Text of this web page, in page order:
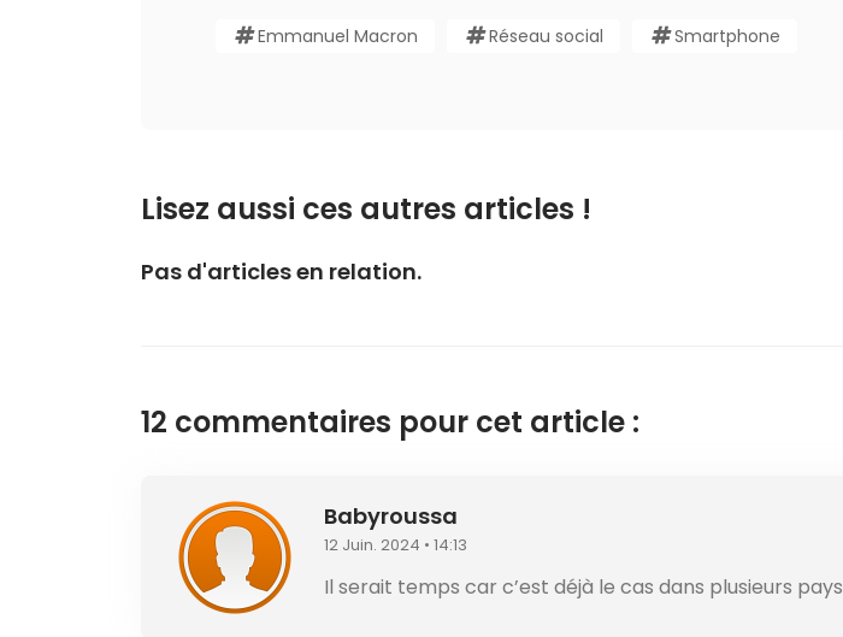
Emmanuel Macron Réseau social Smartphone
Lisez aussi ces autres articles !
Pas d'articles en relation.
12 commentaires pour cet article :
Babyroussa
12 Juin. 2024 • 14:13
Il serait temps car c’est déjà le cas dans plusieurs pays